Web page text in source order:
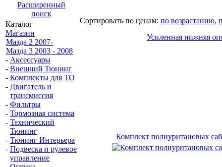
Расширенный
поиск
Каталог
Магазин
Мазда 2 2007-
Мазда 3 2003 - 2008
- Аксессуары
- Внешний Тюнинг
- Комплекты для ТО
- Двигатель и
трансмиссия
- Фильтры
- Тормозная система
- Технический
Тюнинг
- Тюнинг Интерьера
- Подвеска и рулевое
управление
Cортировать по ценам: по возрастанию,
Усиленная нижняя
Комплект полиуритановых